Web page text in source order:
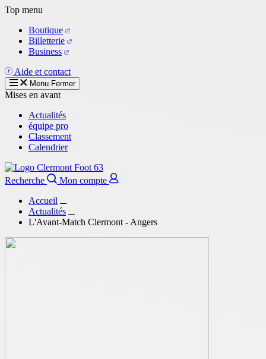
Aller
contenu
principal
Top menu
Boutique
Billetterie
Business
Aide et contact
Menu Fermer
Mises en avant
Actualités
équipe pro
Classement
Calendrier
Recherche
Mon compte
Accueil
Actualités
L'Avant-Match Clermont - Angers